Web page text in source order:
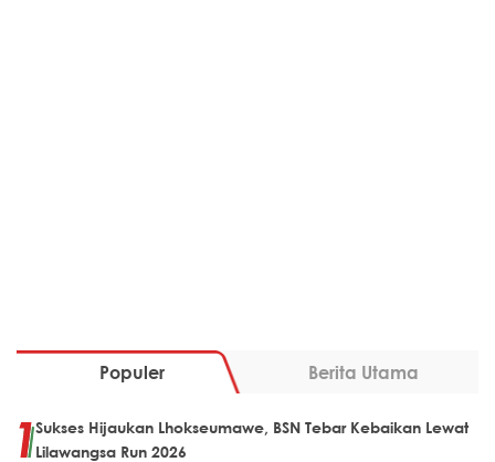
Populer Berita Utama
Sukses Hijaukan Lhokseumawe, BSN Tebar Kebaikan Lewat
Lilawangsa Run 2026